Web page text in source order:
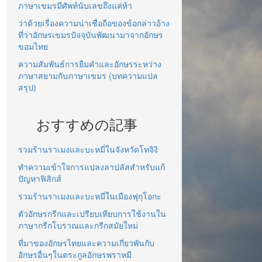
ภาษาเขมรมีศัพท์นับเลขถึงแค่ห้า
ว่าด้วยเรื่องความน่าเชื่อถือของข้อกล่าวอ้าง
ที่ว่าอักษรเขมรปัจจุบันพัฒนามาจากอักษร
ขอมไทย
ความสัมพันธ์การยืมคำและอักษรระหว่าง
ภาษาสยามกับภาษาเขมร (บทความแปล
สรุป)
おすすめの記事
รวมร้านราเมงและบะหมี่ในจังหวัดโทจิงิ
ทำความเข้าใจการแปลงลาปลัสสำหรับแก้
ปัญหาฟิสิกส์
รวมร้านราเมงและบะหมี่ในเมืองฟุกุโอกะ
ตัวอักษรกรีกและเปรียบเทียบการใช้งานใน
ภาษากรีกโบราณและกรีกสมัยใหม่
ที่มาของอักษรไทยและความเกี่ยวพันกับ
อักษรอื่นๆในตระกูลอักษรพราหมี